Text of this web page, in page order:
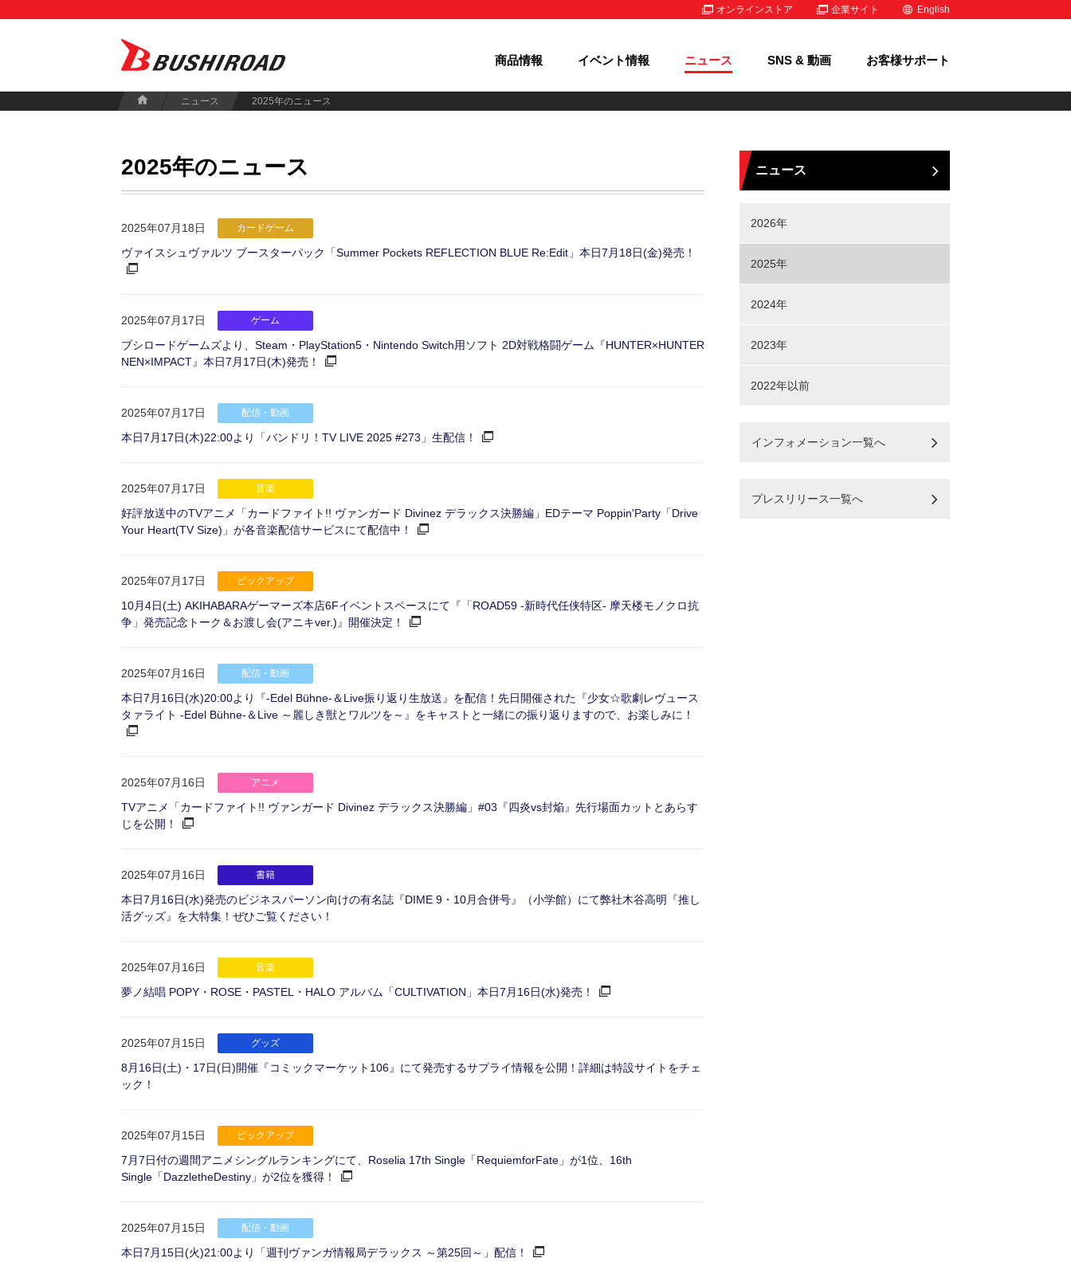
オンラインストア 企業サイト English
商品情報 イベント情報 ニュース SNS & 動画 お客様サポート
ニュース 2025年のニュース
2025年のニュース
2025年07月18日 カードゲーム
ヴァイスシュヴァルツ ブースターパック「Summer Pockets REFLECTION BLUE Re:Edit」本日7月18日(金)発売！
2025年07月17日 ゲーム
ブシロードゲームズより、Steam・PlayStation5・Nintendo Switch用ソフト 2D対戦格闘ゲーム『HUNTER×HUNTER
NEN×IMPACT』本日7月17日(木)発売！
2025年07月17日 配信・動画
本日7月17日(木)22:00より「バンドリ！TV LIVE 2025 #273」生配信！
2025年07月17日 音楽
好評放送中のTVアニメ「カードファイト!! ヴァンガード Divinez デラックス決勝編」EDテーマ Poppin'Party「Drive
Your Heart(TV Size)」が各音楽配信サービスにて配信中！
2025年07月17日 ピックアップ
10月4日(土) AKIHABARAゲーマーズ本店6Fイベントスペースにて『「ROAD59 -新時代任侠特区- 摩天楼モノクロ抗
争」発売記念トーク＆お渡し会(アニキver.)』開催決定！
2025年07月16日 配信・動画
本日7月16日(水)20:00より『-Edel Bühne-＆Live振り返り生放送』を配信！先日開催された『少女☆歌劇レヴュース
タァライト -Edel Bühne-＆Live ～麗しき獣とワルツを～』をキャストと一緒にの振り返りますので、お楽しみに！
2025年07月16日 アニメ
TVアニメ「カードファイト!! ヴァンガード Divinez デラックス決勝編」#03『四炎vs封焔』先行場面カットとあらす
じを公開！
2025年07月16日 書籍
本日7月16日(水)発売のビジネスパーソン向けの有名誌『DIME 9・10月合併号』（小学館）にて弊社木谷高明『推し
活グッズ』を大特集！ぜひご覧ください！
2025年07月16日 音楽
夢ノ結唱 POPY・ROSE・PASTEL・HALO アルバム「CULTIVATION」本日7月16日(水)発売！
2025年07月15日 グッズ
8月16日(土)・17日(日)開催『コミックマーケット106』にて発売するサプライ情報を公開！詳細は特設サイトをチェ
ック！
2025年07月15日 ピックアップ
7月7日付の週間アニメシングルランキングにて、Roselia 17th Single「RequiemforFate」が1位、16th
Single「DazzletheDestiny」が2位を獲得！
2025年07月15日 配信・動画
本日7月15日(火)21:00より「週刊ヴァンガ情報局デラックス ～第25回～」配信！
ニュース
2026年
2025年
2024年
2023年
2022年以前
インフォメーション一覧へ
プレスリリース一覧へ